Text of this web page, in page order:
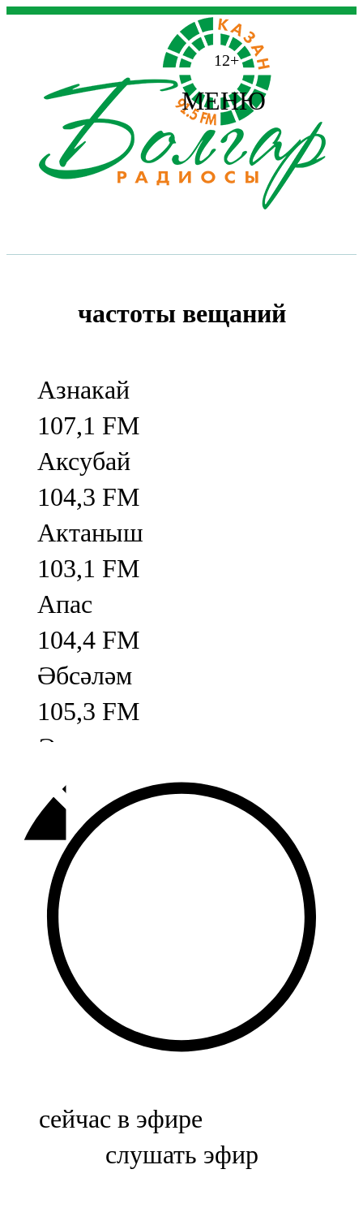
12+
МЕНЮ
частоты вещаний
Азнакай
107,1 FM
Аксубай
104,3 FM
Актаныш
103,1 FM
Апас
104,4 FM
Әбсәләм
105,3 FM
Әлмәт
92,9 FM
Базарлы матак
107,1 FM
Балык бистәсе
104,9 FM
Баулы
107,5 FM
Биләр
Болгар
сейчас в эфире
слушать эфир